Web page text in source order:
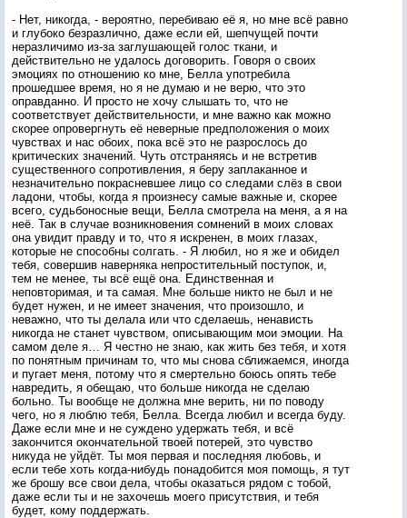
- Нет, никогда, - вероятно, перебиваю её я, но мне всё равно
и глубоко безразлично, даже если ей, шепчущей почти
неразличимо из-за заглушающей голос ткани, и
действительно не удалось договорить. Говоря о своих
эмоциях по отношению ко мне, Белла употребила
прошедшее время, но я не думаю и не верю, что это
оправданно. И просто не хочу слышать то, что не
соответствует действительности, и мне важно как можно
скорее опровергнуть её неверные предположения о моих
чувствах и нас обоих, пока всё это не разрослось до
критических значений. Чуть отстраняясь и не встретив
существенного сопротивления, я беру заплаканное и
незначительно покрасневшее лицо со следами слёз в свои
ладони, чтобы, когда я произнесу самые важные и, скорее
всего, судьбоносные вещи, Белла смотрела на меня, а я на
неё. Так в случае возникновения сомнений в моих словах
она увидит правду и то, что я искренен, в моих глазах,
которые не способны солгать. - Я любил, но я же и обидел
тебя, совершив наверняка непростительный поступок, и,
тем не менее, ты всё ещё она. Единственная и
неповторимая, и та самая. Мне больше никто не был и не
будет нужен, и не имеет значения, что произошло, и
неважно, что ты делала или что сделаешь, ненависть
никогда не станет чувством, описывающим мои эмоции. На
самом деле я… Я честно не знаю, как жить без тебя, и хотя
по понятным причинам то, что мы снова сближаемся, иногда
и пугает меня, потому что я смертельно боюсь опять тебе
навредить, я обещаю, что больше никогда не сделаю
больно. Ты вообще не должна мне верить, ни по поводу
чего, но я люблю тебя, Белла. Всегда любил и всегда буду.
Даже если мне и не суждено удержать тебя, и всё
закончится окончательной твоей потерей, это чувство
никуда не уйдёт. Ты моя первая и последняя любовь, и
если тебе хоть когда-нибудь понадобится моя помощь, я тут
же брошу все свои дела, чтобы оказаться рядом с тобой,
даже если ты и не захочешь моего присутствия, и тебя
будет, кому поддержать.